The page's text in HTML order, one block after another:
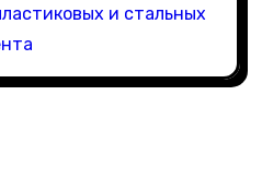
и стальных